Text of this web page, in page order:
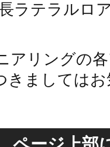
ラテラルロ
アリングの
きましては